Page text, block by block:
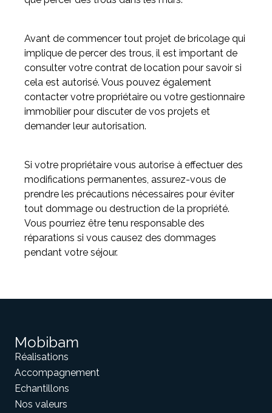
Avant de commencer tout projet de bricolage qui
implique de percer des trous, il est important de
consulter votre contrat de location pour savoir si
cela est autorisé. Vous pouvez également
contacter votre propriétaire ou votre gestionnaire
immobilier pour discuter de vos projets et
demander leur autorisation.
Si votre propriétaire vous autorise à effectuer des
modifications permanentes, assurez-vous de
prendre les précautions nécessaires pour éviter
tout dommage ou destruction de la propriété.
Vous pourriez être tenu responsable des
réparations si vous causez des dommages
pendant votre séjour.
Mobibam
Réalisations
Accompagnement
Echantillons
Nos valeurs